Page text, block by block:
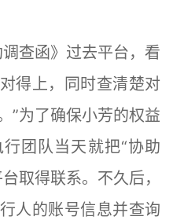
查函》过去平台，看
得上，同时查清楚对
”为了确保小芳的权益
团队当天就把“协助
取得联系。不久后，
人的账号信息并查询